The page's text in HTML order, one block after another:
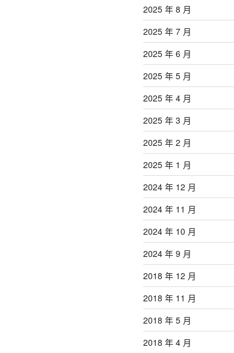
2025 年 8 月
2025 年 7 月
2025 年 6 月
2025 年 5 月
2025 年 4 月
2025 年 3 月
2025 年 2 月
2025 年 1 月
2024 年 12 月
2024 年 11 月
2024 年 10 月
2024 年 9 月
2018 年 12 月
2018 年 11 月
2018 年 5 月
2018 年 4 月